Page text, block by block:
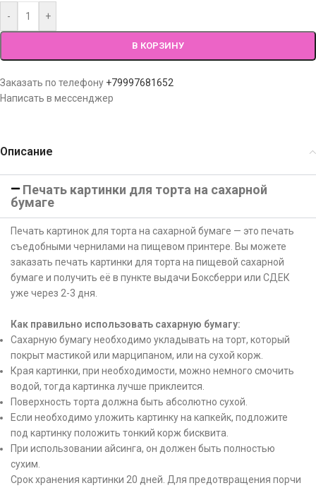
- +
В КОРЗИНУ
Заказать по телефону +79997681652
Написать в мессенджер
Описание
Печать картинки для торта на сахарной
бумаге
Печать картинок для торта на сахарной бумаге — это печать
съедобными чернилами на пищевом принтере. Вы можете
заказать печать картинки для торта на пищевой сахарной
бумаге и получить её в пункте выдачи Боксберри или СДЕК
уже через 2-3 дня.
Как правильно использовать сахарную бумагу:
Сахарную бумагу необходимо укладывать на торт, который
покрыт мастикой или марципаном, или на сухой корж.
Края картинки, при необходимости, можно немного смочить
водой, тогда картинка лучше приклеится.
Поверхность торта должна быть абсолютно сухой.
Если необходимо уложить картинку на капкейк, подложите
под картинку положить тонкий корж бисквита.
При использовании айсинга, он должен быть полностью
сухим.
Срок хранения картинки 20 дней. Для предотвращения порчи